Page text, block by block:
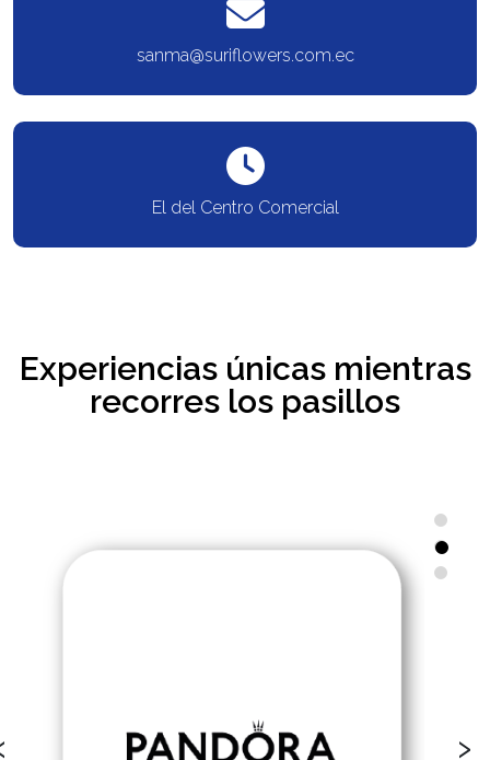
sanma@suriflowers.com.ec
El del Centro Comercial
Experiencias únicas mientras
recorres los pasillos
›